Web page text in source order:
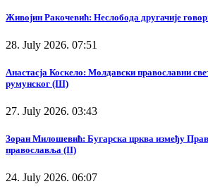
Живојин Ракочевић: Неслобода другачије
28. July 2026. 07:51
Анастасја Коскело: Молдавски православни
румунског (III)
27. July 2026. 03:43
Зоран Милошевић: Бугарска црква између
православља (II)
24. July 2026. 06:07